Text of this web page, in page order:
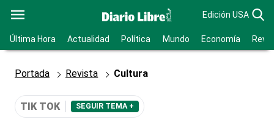
Edición USA
Última Hora Actualidad Política Mundo Economía
Portada Revista Cultura
TIK TOK SEGUIR TEMA +